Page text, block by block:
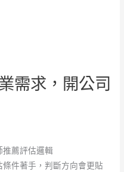
需求，開公司
薦評估邏輯
件著手，判斷方向會更貼